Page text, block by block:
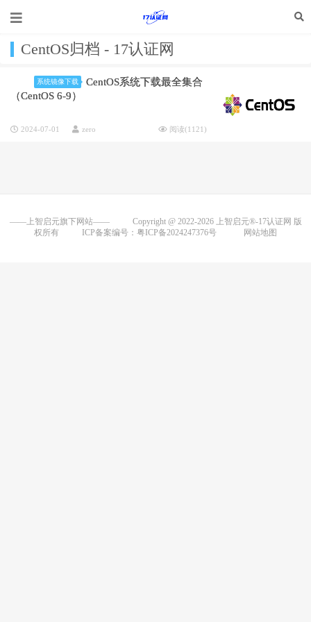
CentOS归档 - 17认证网
系统镜像下载
CentOS系统下载最全集合
（CentOS 6-9）
2024-07-01 zero 阅读(1121 )
——上智启元旗下网站——Copyright @ 2022-2026 上智启元®-17认证网 版
权所有
ICP备案编号：粤ICP备2024247376号 网站地图